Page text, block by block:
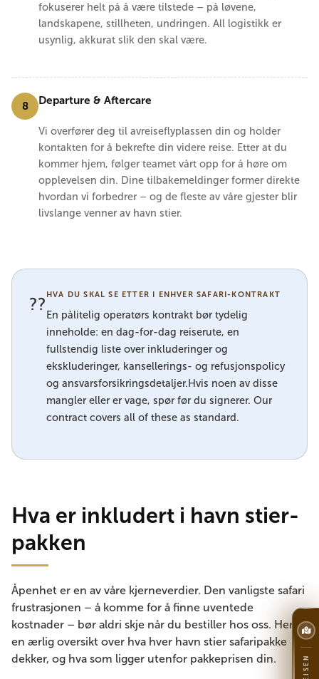
fokuserer helt på å være tilstede – på løvene,
landskapene, stillheten, undringen. All logistikk er
usynlig, akkurat slik den skal være.
8 Departure & Aftercare
Vi overfører deg til avreiseflyplassen din og holder
kontakten for å bekrefte din videre reise. Etter at du
kommer hjem, følger teamet vårt opp for å høre om
opplevelsen din. Dine tilbakemeldinger former direkte
hvordan vi forbedrer – og de fleste av våre gjester blir
livslange venner av havn stier.
?? HVA DU SKAL SE ETTER I ENHVER SAFARI-KONTRAKT
En pålitelig operatørs kontrakt bør tydelig
inneholde: en dag-for-dag reiserute, en
fullstendig liste over inkluderinger og
ekskluderinger, kansellerings- og refusjonspolicy
og ansvarsforsikringsdetaljer.Hvis noen av disse
mangler eller er vage, spør før du signerer. Our
contract covers all of these as standard.
Hva er inkludert i havn stier-
pakken
Åpenhet er en av våre kjerneverdier. Den vanligste safari
frustrasjonen – å komme for å finne uventede
kostnader – bør aldri skje når du bestiller hos oss. Her er
en ærlig oversikt over hva hver havn stier safaripakke
dekker, og hva som ligger utenfor pakkeprisen din.